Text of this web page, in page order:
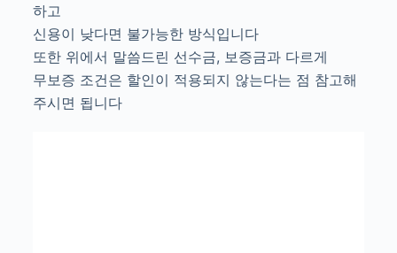
하고
신용이 낮다면 불가능한 방식입니다
또한 위에서 말씀드린 선수금, 보증금과 다르게
무보증 조건은 할인이 적용되지 않는다는 점 참고해
주시면 됩니다